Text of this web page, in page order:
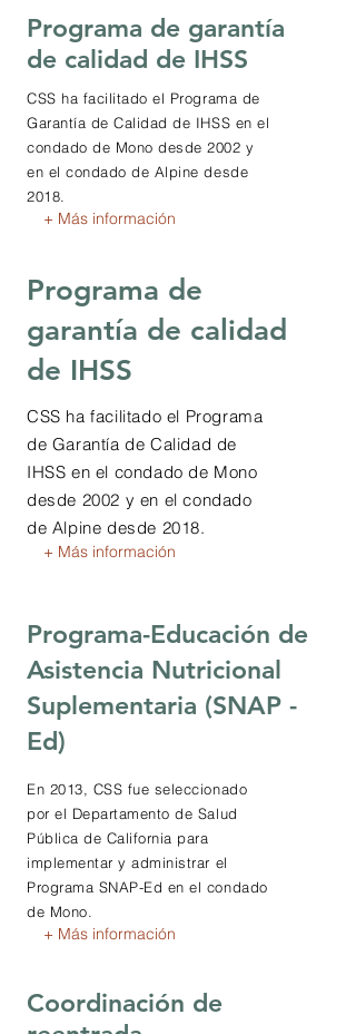
Programa de garantía
de calidad de IHSS
CSS ha facilitado el Programa de
Garantía de Calidad de IHSS en el
condado de Mono desde 2002 y
en el condado de Alpine desde
2018.
+ Más información
Programa de
garantía de calidad
de IHSS
CSS ha facilitado el Programa
de Garantía de Calidad de
IHSS en el condado de Mono
desde 2002 y en el condado
de Alpine desde 2018.
+ Más información
Programa-Educación de
Asistencia Nutricional
Suplementaria (SNAP -
Ed)
En 2013, CSS fue seleccionado
por el Departamento de Salud
Pública de California para
implementar y administrar el
Programa SNAP-Ed en el condado
de Mono.
+ Más información
Coordinación de